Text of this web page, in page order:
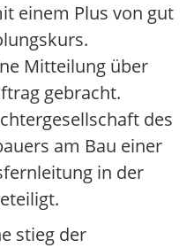
einem Plus von gut
Mitteilung über
gebracht.
des
am Bau einer
in der
stieg der